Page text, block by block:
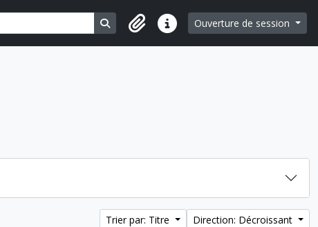
Search in browse page
Liens rapidesOuverture de session
Trier par: Titre Direction: Décroissant